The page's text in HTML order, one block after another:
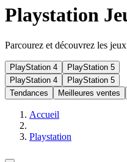
Playstation
Parcourez et découvrez les
PlayStation 4
PlayStation 5
PlayStation 4
PlayStation 5
Tendances
Meilleures ventes
Accueil
Playstation